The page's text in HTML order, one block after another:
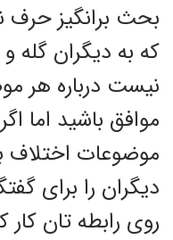
بحث برانگیز
که به دیگران گله
نیست درباره هر
موافق باشید اما
موضوعات اختلاف
دیگران را برای
روی رابطه تان کار